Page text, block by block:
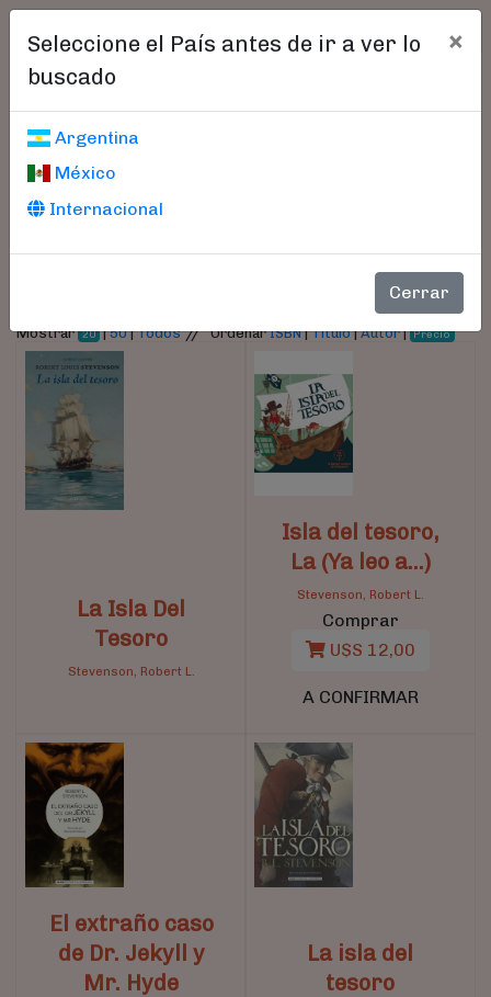
Seleccione el País antes de ir a ver lo
buscado
×
Argentina
México
Internacional
Cerrar
Libros encontrados
Parámetros
Mostrar 20 |50|Todos//OrdenarISBN|Título|Autor| Precio
La Isla Del
Tesoro
Stevenson, Robert L.
Isla del tesoro,
La (Ya leo a...)
Stevenson, Robert L.
Comprar
U$S 12,00
A CONFIRMAR
El extraño caso
de Dr. Jekyll y
Mr. Hyde
La isla del
tesoro